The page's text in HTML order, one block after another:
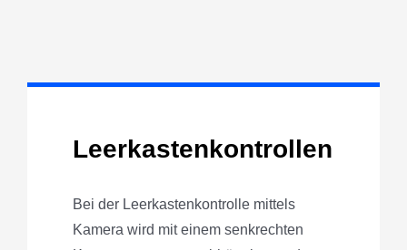
Leerkastenkontrollen
Bei der Leerkastenkontrolle mittels
Kamera wird mit einem senkrechten